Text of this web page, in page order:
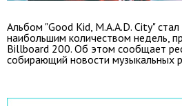
Альбом "Good Kid, M.A.A.D. City"
наибольшим количеством недель,
Billboard 200. Об этом сообщает
собирающий новости музыкальных